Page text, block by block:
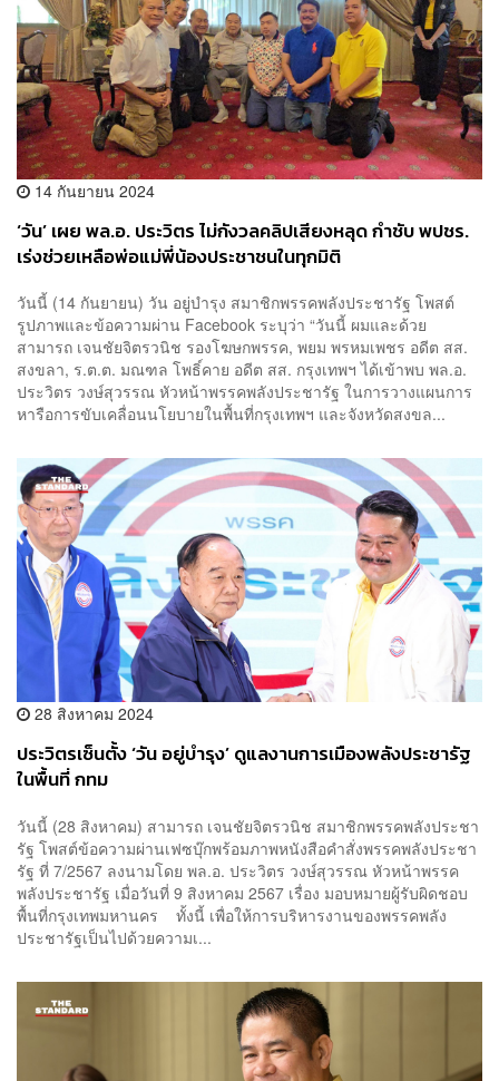
14 กันยายน 2024
‘วัน’ เผย พล.อ. ประวิตร ไม่กังวลคลิปเสียงหลุด กำชับ พปชร.
เร่งช่วยเหลือพ่อแม่พี่น้องประชาชนในทุกมิติ
วันนี้ (14 กันยายน) วัน อยู่บำรุง สมาชิกพรรคพลังประชารัฐ โพสต์
รูปภาพและข้อความผ่าน Facebook ระบุว่า “วันนี้ ผมและด้วย
สามารถ เจนชัยจิตรวนิช รองโฆษกพรรค, พยม พรหมเพชร อดีต สส.
สงขลา, ร.ต.ต. มณฑล โพธิ์คาย อดีต สส. กรุงเทพฯ ได้เข้าพบ พล.อ.
ประวิตร วงษ์สุวรรณ หัวหน้าพรรคพลังประชารัฐ ในการวางแผนการ
หารือการขับเคลื่อนนโยบายในพื้นที่กรุงเทพฯ และจังหวัดสงขล...
28 สิงหาคม 2024
ประวิตรเซ็นตั้ง ‘วัน อยู่บำรุง’ ดูแลงานการเมืองพลังประชารัฐ
ในพื้นที่ กทม
วันนี้ (28 สิงหาคม) สามารถ เจนชัยจิตรวนิช สมาชิกพรรคพลังประชา
รัฐ โพสต์ข้อความผ่านเฟซบุ๊กพร้อมภาพหนังสือคำสั่งพรรคพลังประชา
รัฐ ที่ 7/2567 ลงนามโดย พล.อ. ประวิตร วงษ์สุวรรณ หัวหน้าพรรค
พลังประชารัฐ เมื่อวันที่ 9 สิงหาคม 2567 เรื่อง มอบหมายผู้รับผิดชอบ
พื้นที่กรุงเทพมหานคร ทั้งนี้ เพื่อให้การบริหารงานของพรรคพลัง
ประชารัฐเป็นไปด้วยความเ...